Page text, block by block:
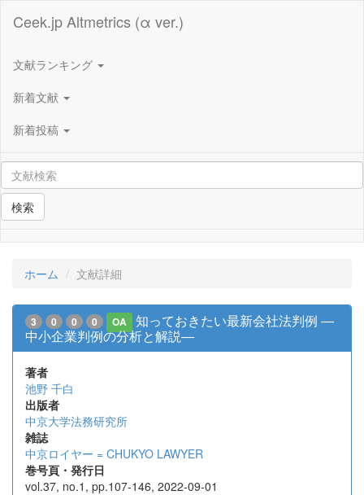
Ceek.jp Altmetrics (α ver.)
文献ランキング
新着文献
新着投稿
検索
ホーム 文献詳細
3 0 0 0 OA
知っておきたい最新会社法判例 ―
中小企業判例の分析と解説―
著者
池野 千白
出版者
中京大学法務研究所
雑誌
中京ロイヤー = CHUKYO LAWYER
巻号頁・発行日
vol.37, no.1, pp.107-146, 2022-09-01